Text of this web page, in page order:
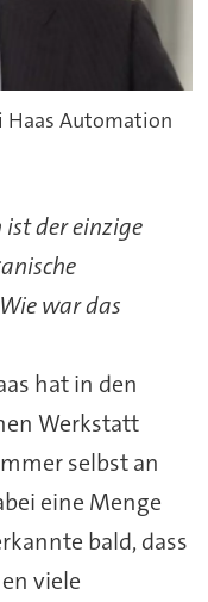
Haas Automation
der einzige
war das
hat in den
Werkstatt
selbst an
eine Menge
bald, dass
viele